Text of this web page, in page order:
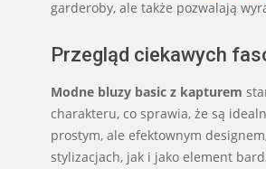
garderoby, ale także pozwalają
Przegląd ciekawych
Modne bluzy basic z kapturem
charakteru, co sprawia, że są
prostym, ale efektownym
stylizacjach, jak i jako element